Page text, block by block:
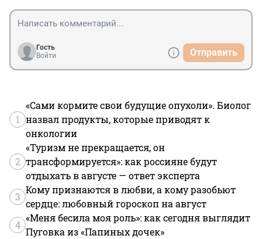
Гость
Войти
Отправить
1
«Сами кормите свои будущие опухоли». Биолог
назвал продукты, которые приводят к
онкологии
2
«Туризм не прекращается, он
трансформируется»: как россияне будут
отдыхать в августе — ответ эксперта
3
Кому признаются в любви, а кому разобьют
сердце: любовный гороскоп на август
4
«Меня бесила моя роль»: как сегодня выглядит
Пуговка из «Папиных дочек»